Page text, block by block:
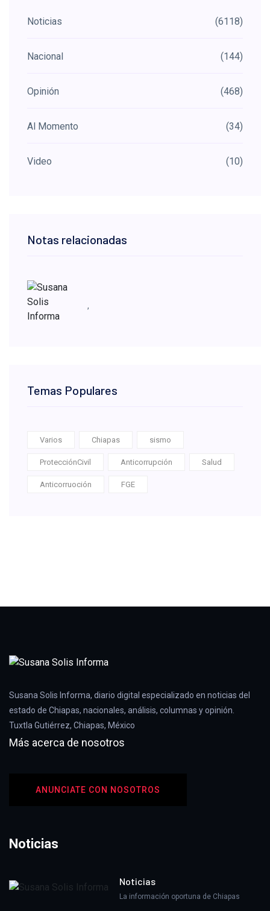
Noticias (6118)
Nacional (144)
Opinión (468)
Al Momento (34)
Video (10)
Notas relacionadas
,
Temas Populares
Varios Chiapas sismo
ProtecciónCivil Anticorrupción Salud
Anticorruoción FGE
Susana Solis Informa, diario digital especializado en noticias del
estado de Chiapas, nacionales, análisis, columnas y opinión.
Tuxtla Gutiérrez, Chiapas, México
Más acerca de nosotros
ANUNCIATE CON NOSOTROS
Noticias
Noticias
La información oportuna de Chiapas